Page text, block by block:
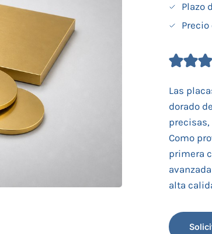
Plazo
Las
dorado
Como
primera
alta